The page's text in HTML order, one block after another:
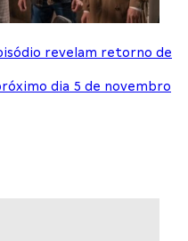
revelam retorno de
dia 5 de novembro